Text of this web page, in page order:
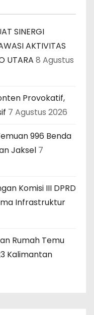
SINERGI
AKTIVITAS
UTARA 8 Agustus
Provokatif,
7 Agustus 2026
996 Benda
Jaksel 7
Komisi III DPRD
Infrastruktur
Rumah Temu
Kalimantan